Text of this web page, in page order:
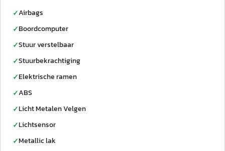
✓Airbags
✓Boordcomputer
✓Stuur verstelbaar
✓Stuurbekrachtiging
✓Elektrische ramen
✓ABS
✓Licht Metalen Velgen
✓Lichtsensor
✓Metallic lak